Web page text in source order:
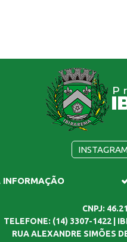
INSTAGRAM
INFORMAÇÃO
CNPJ:
TELEFONE: (14) 3307-1422 |
RUA ALEXANDRE SIMÕES